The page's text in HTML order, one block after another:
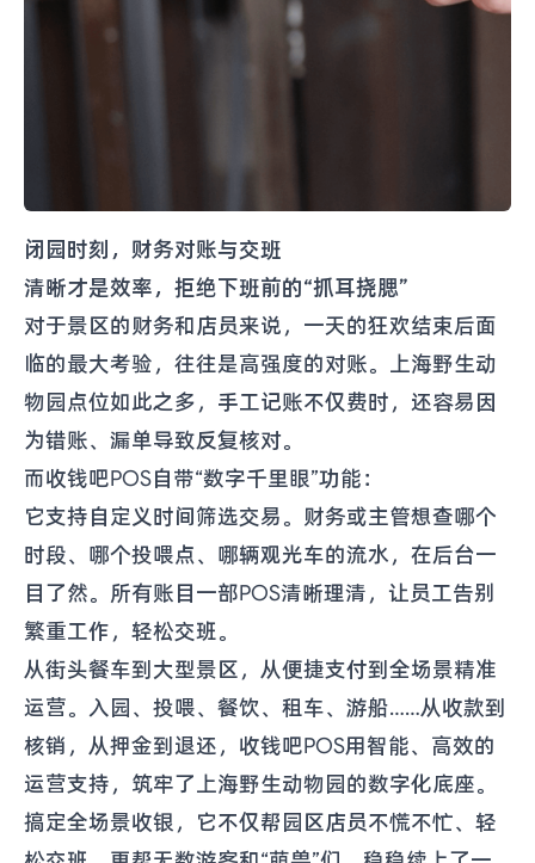
闭园时刻，财务对账与交班
清晰才是效率，拒绝下班前的“抓耳挠腮”
对于景区的财务和店员来说，一天的狂欢结束后面
临的最大考验，往往是高强度的对账。上海野生动
物园点位如此之多，手工记账不仅费时，还容易因
为错账、漏单导致反复核对。
而收钱吧POS自带“数字千里眼”功能：
它支持自定义时间筛选交易。财务或主管想查哪个
时段、哪个投喂点、哪辆观光车的流水，在后台一
目了然。所有账目一部POS清晰理清，让员工告别
繁重工作，轻松交班。
从街头餐车到大型景区，从便捷支付到全场景精准
运营。入园、投喂、餐饮、租车、游船……从收款到
核销，从押金到退还，收钱吧POS用智能、高效的
运营支持，筑牢了上海野生动物园的数字化底座。
搞定全场景收银，它不仅帮园区店员不慌不忙、轻